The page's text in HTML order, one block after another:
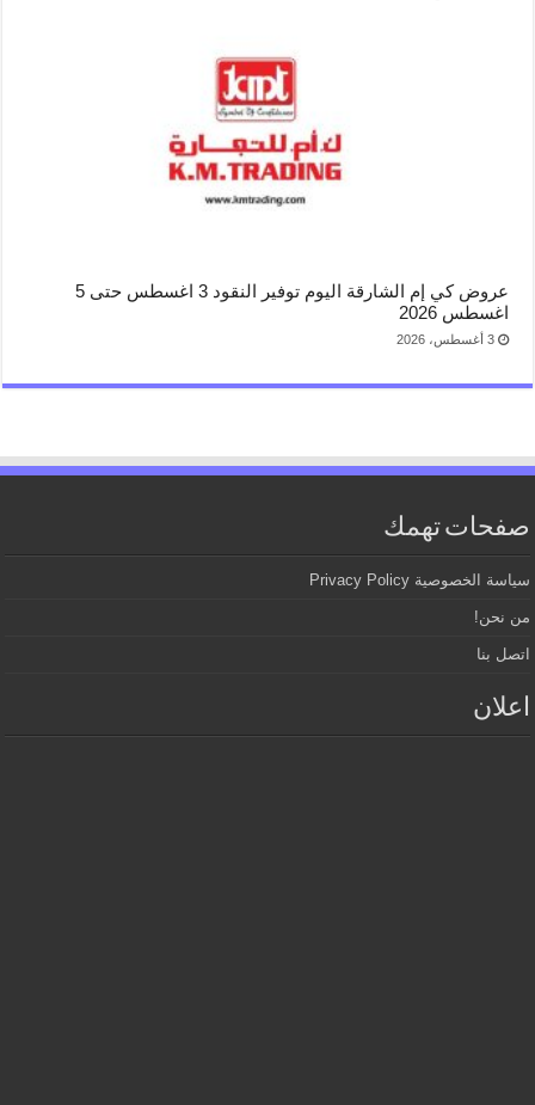
عروض كي إم الشارقة اليوم توفير النقود 3 اغسطس حتى 5
اغسطس 2026
3 أغسطس، 2026
صفحات تهمك
سياسة الخصوصية Privacy Policy
من نحن!
اتصل بنا
اعلان